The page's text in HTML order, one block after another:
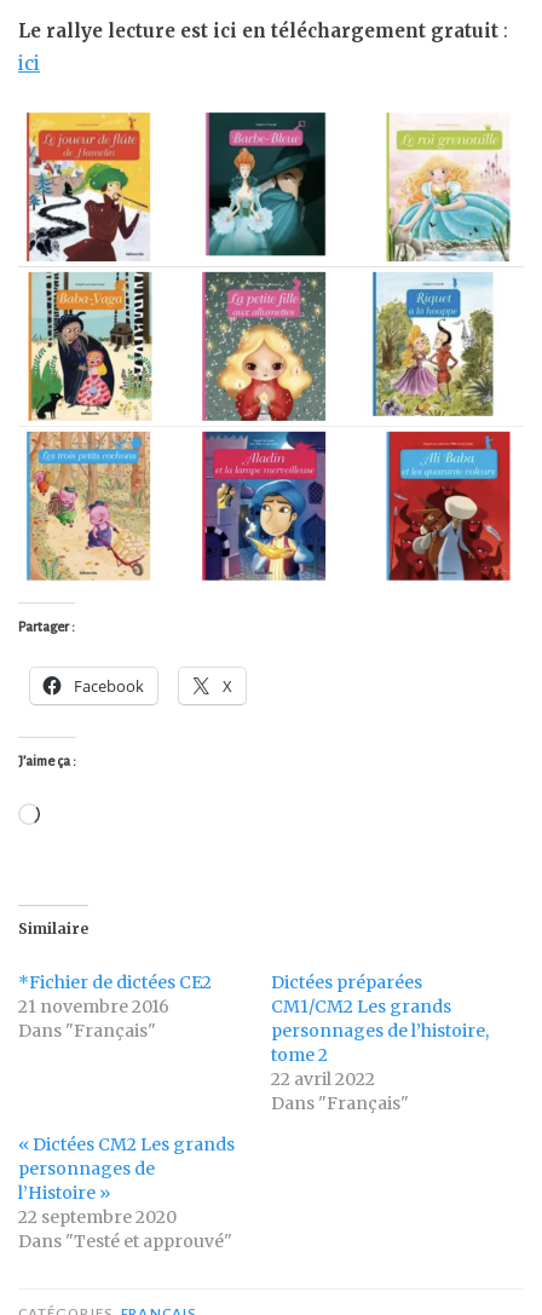
Le rallye lecture est ici en téléchargement gratuit :
ici
Partager :
Facebook X
J’aime ça :
Chargement…
Similaire
*Fichier de dictées CE2
21 novembre 2016
Dans "Français"
Dictées préparées
CM1/CM2 Les grands
personnages de l’histoire,
tome 2
22 avril 2022
Dans "Français"
« Dictées CM2 Les grands
personnages de
l’Histoire »
22 septembre 2020
Dans "Testé et approuvé"